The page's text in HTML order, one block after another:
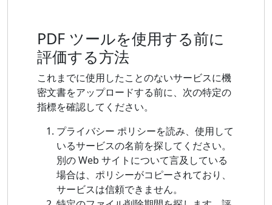
PDF ツールを使用する前に
評価する方法
これまでに使用したことのないサービスに機
密文書をアップロードする前に、次の特定の
指標を確認してください。
プライバシー ポリシーを読み、使用して
いるサービスの名前を探してください。
別の Web サイトについて言及している
場合は、ポリシーがコピーされており、
サービスは信頼できません。